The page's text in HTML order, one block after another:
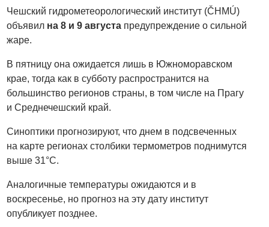
Чешский гидрометеорологический институт (ČHMÚ)
объявил на 8 и 9 августа предупреждение о сильной
жаре.
В пятницу она ожидается лишь в Южноморавском
крае, тогда как в субботу распространится на
большинство регионов страны, в том числе на Прагу
и Среднечешский край.
Синоптики прогнозируют, что днем в подсвеченных
на карте регионах столбики термометров поднимутся
выше 31°C.
Аналогичные температуры ожидаются и в
воскресенье, но прогноз на эту дату институт
опубликует позднее.